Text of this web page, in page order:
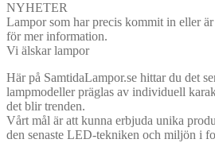
NYHETER
Lampor som har precis kommit in eller
för mer information.
Vi älskar lampor
Här på SamtidaLampor.se hittar du det
lampmodeller präglas av individuell
det blir trenden.
Vårt mål är att kunna erbjuda unika
den senaste LED-tekniken och miljön i